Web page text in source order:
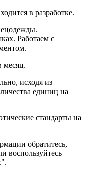
в разработке.
Работаем с
месяц.
исходя из
единиц на
стандарты на
обратитесь,
воспользуйтесь